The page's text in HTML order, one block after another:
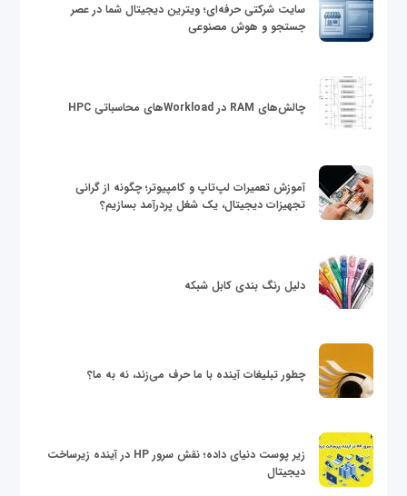
سایت شرکتی حرفه‌ای؛ ویترین دیجیتال شما در عصر
جستجو و هوش مصنوعی
چالش‌های RAM در Workloadهای محاسباتی HPC
آموزش تعمیرات لپ‌تاپ و کامپیوتر؛ چگونه از گرانی
تجهیزات دیجیتال، یک شغل پردرآمد بسازیم؟
دلیل رنگ بندی کابل شبکه
چطور تبلیغات آینده با ما حرف می‌زند، نه به ما؟
زیر پوست دنیای داده؛ نقش سرور HP در آینده زیرساخت
دیجیتال